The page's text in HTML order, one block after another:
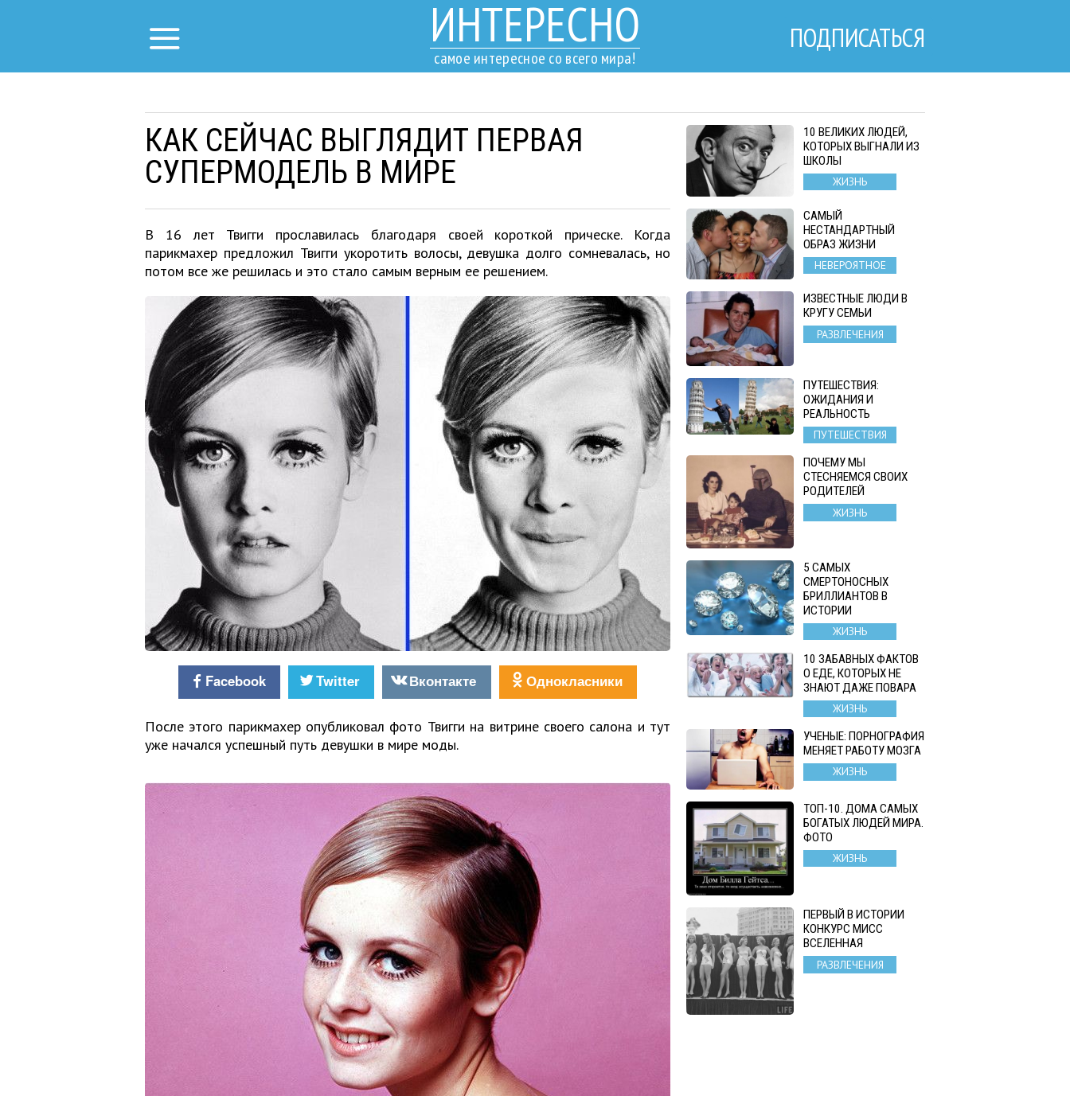
ИНТЕРЕСНО
самое интересное со всего мира!
ПОДПИСАТЬСЯ
КАК СЕЙЧАС ВЫГЛЯДИТ ПЕРВАЯ
СУПЕРМОДЕЛЬ В МИРЕ
В 16 лет Твигги прославилась благодаря своей короткой прическе. Когда
парикмахер предложил Твигги укоротить волосы, девушка долго сомневалась, но
потом все же решилась и это стало самым верным ее решением.
Facebook Twitter Вконтакте Однокласники
После этого парикмахер опубликовал фото Твигги на витрине своего салона и тут
уже начался успешный путь девушки в мире моды.
10 ВЕЛИКИХ ЛЮДЕЙ,
КОТОРЫХ ВЫГНАЛИ ИЗ
ШКОЛЫ
ЖИЗНЬ
САМЫЙ
НЕСТАНДАРТНЫЙ
ОБРАЗ ЖИЗНИ
НЕВЕРОЯТНОЕ
ИЗВЕСТНЫЕ ЛЮДИ В
КРУГУ СЕМЬИ
РАЗВЛЕЧЕНИЯ
ПУТЕШЕСТВИЯ:
ОЖИДАНИЯ И
РЕАЛЬНОСТЬ
ПУТЕШЕСТВИЯ
ПОЧЕМУ МЫ
СТЕСНЯЕМСЯ СВОИХ
РОДИТЕЛЕЙ
ЖИЗНЬ
5 САМЫХ
СМЕРТОНОСНЫХ
БРИЛЛИАНТОВ В
ИСТОРИИ
ЖИЗНЬ
10 ЗАБАВНЫХ ФАКТОВ
О ЕДЕ, КОТОРЫХ НЕ
ЗНАЮТ ДАЖЕ ПОВАРА
ЖИЗНЬ
УЧЕНЫЕ: ПОРНОГРАФИЯ
МЕНЯЕТ РАБОТУ МОЗГА
ЖИЗНЬ
ТОП-10. ДОМА САМЫХ
БОГАТЫХ ЛЮДЕЙ МИРА.
ФОТО
ЖИЗНЬ
ПЕРВЫЙ В ИСТОРИИ
КОНКУРС МИСС
ВСЕЛЕННАЯ
РАЗВЛЕЧЕНИЯ